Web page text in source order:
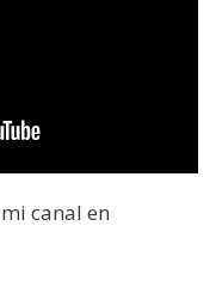
canal en